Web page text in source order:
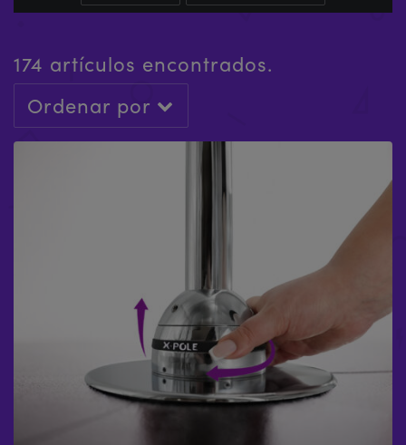
174 artículos encontrados.
Ordenar por